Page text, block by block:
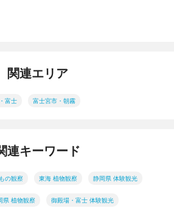
関連エリア
富士 富士宮市・朝霧
連キーワード
の観察 東海 植物観察 静岡県 体験観光
県 植物観察 御殿場・富士 体験観光